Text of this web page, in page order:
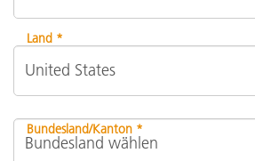
Land *
Bundesland/Kanton *